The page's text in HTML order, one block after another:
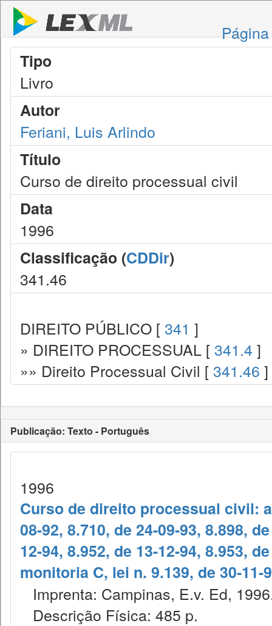
Tipo
Livro
Autor
Feriani, Luis Arlindo
Título
Curso de direito processual civil
Data
1996
Classificação (CDDir)
341.46
DIREITO PÚBLICO [ 341 ]
» DIREITO PROCESSUAL [ 341.4 ]
»» Direito Processual Civil [ 341.46 ]
Publicação: Texto - Português
1996
Curso de direito processual civil:
08-92, 8.710, de 24-09-93, 8.898,
12-94, 8.952, de 13-12-94, 8.953,
monitoria C, lei n. 9.139, de 30-11-
Imprenta: Campinas, E.v. Ed,
Descrição Física: 485 p.